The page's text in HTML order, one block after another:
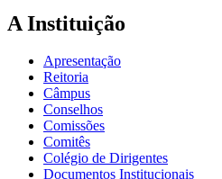
A Instituição
Apresentação
Reitoria
Câmpus
Conselhos
Comissões
Comitês
Colégio de Dirigentes
Documentos Institucionais